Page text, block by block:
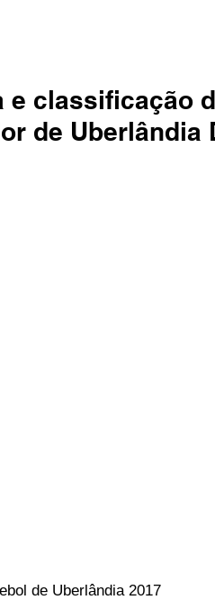
e classificação
de Uberlândia
de Uberlândia 2017